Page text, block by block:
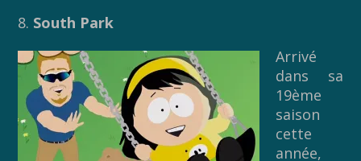
8. South Park
Arrivé
dans sa
19ème
saison
cette
année,